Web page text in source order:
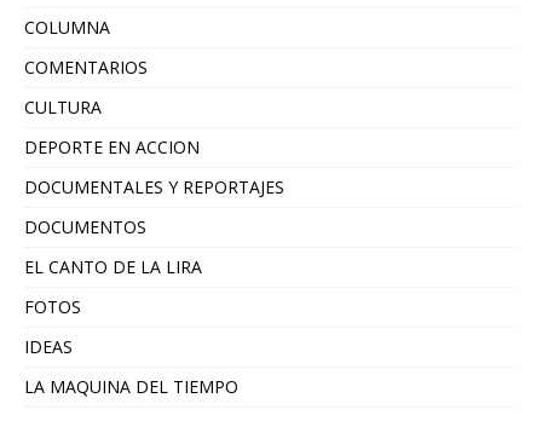
COLUMNA
COMENTARIOS
CULTURA
DEPORTE EN ACCION
DOCUMENTALES Y REPORTAJES
DOCUMENTOS
EL CANTO DE LA LIRA
FOTOS
IDEAS
LA MAQUINA DEL TIEMPO